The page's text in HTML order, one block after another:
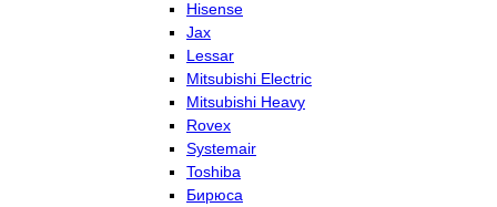
Hisense
Jax
Lessar
Mitsubishi Electric
Mitsubishi Heavy
Rovex
Systemair
Toshiba
Бирюса